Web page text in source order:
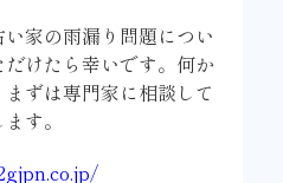
家の雨漏り問題につい
けたら幸いです。何か
ずは専門家に相談して
す。